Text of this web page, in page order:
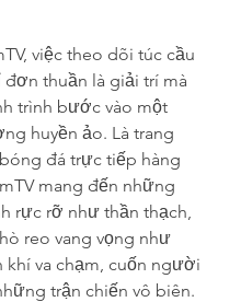
việc theo dõi túc cầu
đơn thuần là giải trí mà
trình bước vào một
huyền ảo. Là trang
đá trực tiếp hàng
mang đến những
rực rỡ như thần thạch,
reo vang vọng như
khí va chạm, cuốn người
trận chiến vô biên.